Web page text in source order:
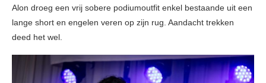
Alon droeg een vrij sobere podiumoutfit enkel bestaande uit een
lange short en engelen veren op zijn rug. Aandacht trekken
deed het wel.